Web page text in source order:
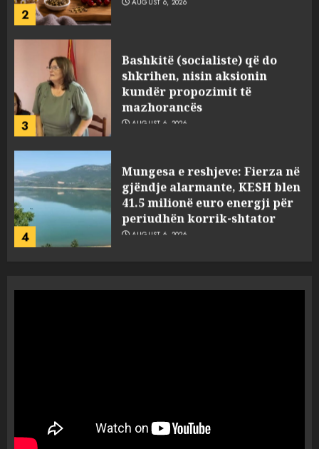
2
3
Bashkitë (socialiste) që do
shkrihen, nisin aksionin
kundër propozimit të
mazhorancës
AUGUST 6, 2026
4
Mungesa e reshjeve: Fierza në
gjëndje alarmante, KESH blen
41.5 milionë euro energji për
periudhën korrik-shtator
AUGUST 6, 2026
Vera të rrezikshme: Si po e
se çfarë është “BESA”… por a e
besojnë më shqiptarët?